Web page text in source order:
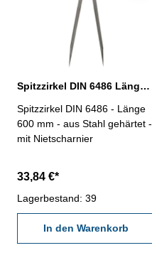
Spitzzirkel DIN 6486 Länge 600 mm
Spitzzirkel DIN 6486 - Länge
600 mm - aus Stahl gehärtet -
mit Nietscharnier
33,84 €*
Lagerbestand: 39
In den Warenkorb